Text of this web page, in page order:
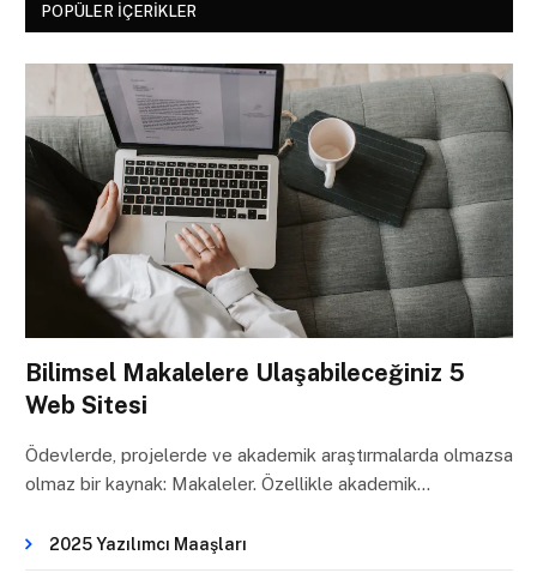
POPÜLER İÇERIKLER
Bilimsel Makalelere Ulaşabileceğiniz 5
Web Sitesi
Ödevlerde, projelerde ve akademik araştırmalarda olmazsa
olmaz bir kaynak: Makaleler. Özellikle akademik…
2025 Yazılımcı Maaşları